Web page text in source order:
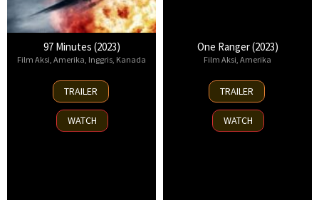
97 Minutes (2023)
Film Aksi, Amerika, Inggris, Kanada
9
Jun
2023
TRAILER
WATCH
One Ranger (2023)
Film Aksi, Amerika
5
May
2023
TRAILER
WATCH